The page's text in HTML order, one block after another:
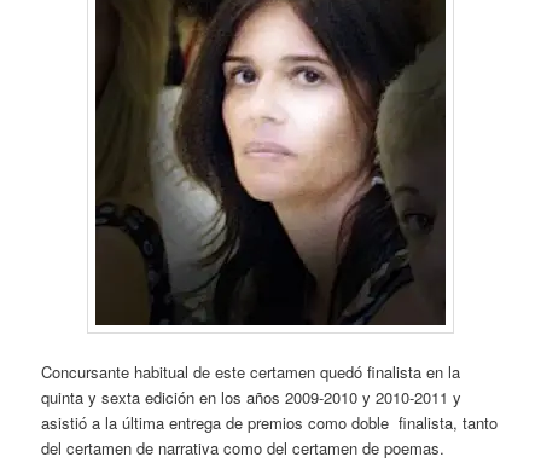
Concursante habitual de este certamen quedó finalista en la
quinta y sexta edición en los años 2009-2010 y 2010-2011 y
asistió a la última entrega de premios como doble finalista, tanto
del certamen de narrativa como del certamen de poemas.